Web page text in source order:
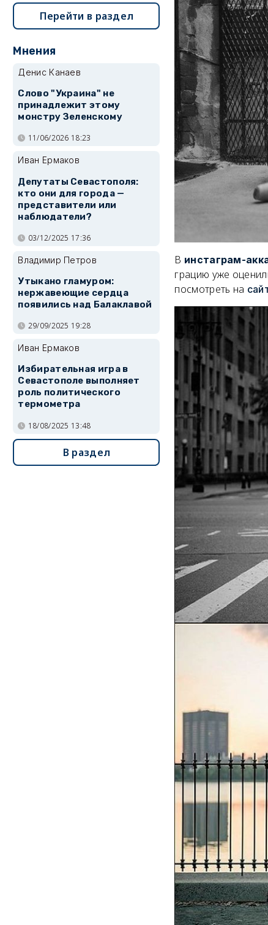
В инстаграм-
грацию уже
посмотреть на
Перейти в раздел
Мнения
Денис Канаев
Слово "Украина" не
принадлежит этому
монстру Зеленскому
11/06/2026 18:23
Иван Ермаков
Депутаты Севастополя:
кто они для города —
представители или
наблюдатели?
03/12/2025 17:36
Владимир Петров
Утыкано гламуром:
нержавеющие сердца
появились над Балаклавой
29/09/2025 19:28
Иван Ермаков
Избирательная игра в
Севастополе выполняет
роль политического
термометра
18/08/2025 13:48
В раздел